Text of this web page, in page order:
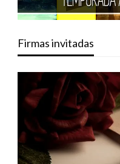
Firmas invitadas